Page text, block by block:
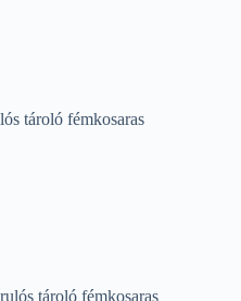
tároló fémkosaras